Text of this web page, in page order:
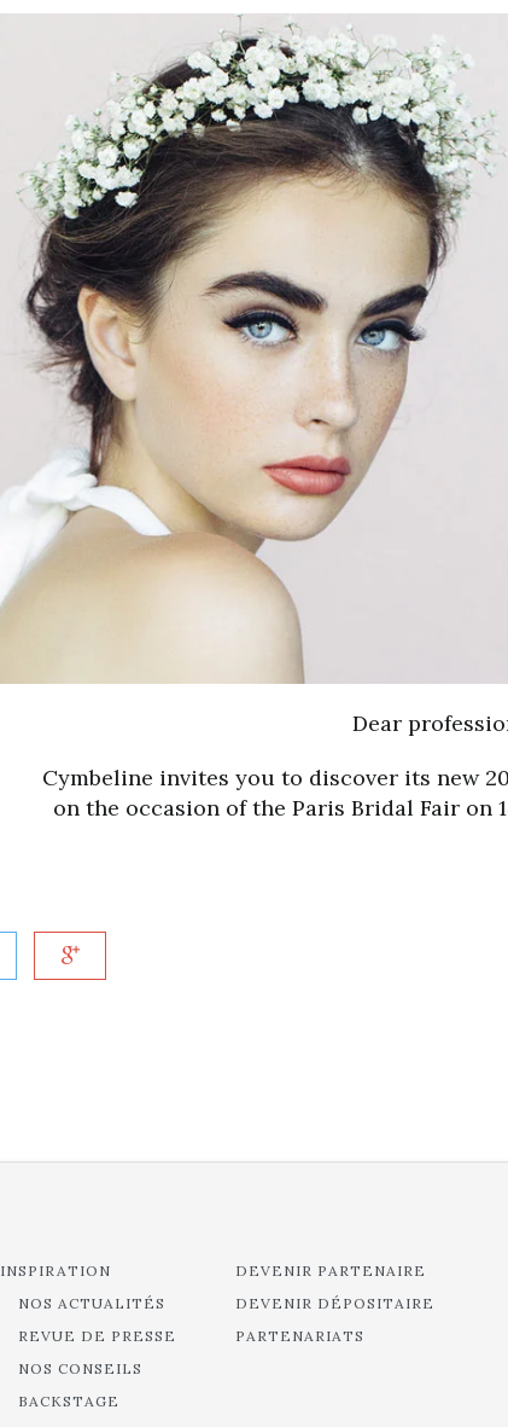
Dear
Cymbeline invites you to discover its new
on the occasion of the Paris Bridal Fair on
INSPIRATION
NOS ACTUALITÉS
REVUE DE PRESSE
NOS CONSEILS
BACKSTAGE
DEVENIR PARTENAIRE
DEVENIR DÉPOSITAIRE
PARTENARIATS